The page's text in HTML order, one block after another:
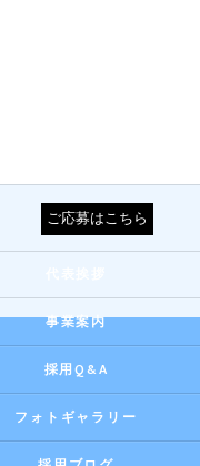
ご応募はこちら
事業案内
採用Q&A
フォトギャラリー